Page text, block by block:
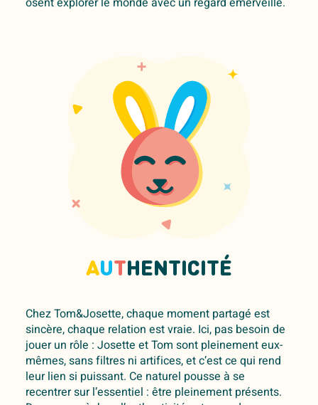
AUTHENTICITÉ
Chez Tom&Josette, chaque moment partagé est
sincère, chaque relation est vraie. Ici, pas besoin de
jouer un rôle : Josette et Tom sont pleinement eux-
mêmes, sans filtres ni artifices, et c’est ce qui rend
leur lien si puissant. Ce naturel pousse à se
recentrer sur l’essentiel : être pleinement présents.